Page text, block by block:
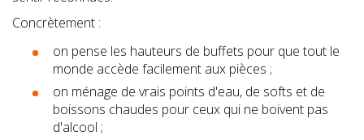
Concrètement :
on pense les hauteurs de buffets pour que tout le
monde accède facilement aux pièces ;
on ménage de vrais points d'eau, de softs et de
boissons chaudes pour ceux qui ne boivent pas
d'alcool ;